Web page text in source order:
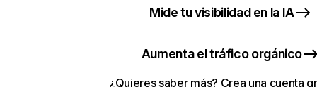
Mide tu visibilidad en la IA
Aumenta el tráfico orgánico
¿Quieres saber más? Crea una cuenta